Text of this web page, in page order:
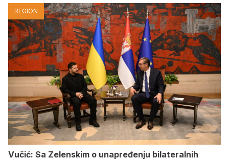
REGION
Vučić: Sa Zelenskim o unapređenju bilateralnih